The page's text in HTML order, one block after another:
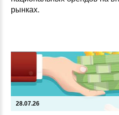
рынках.
28.07.26